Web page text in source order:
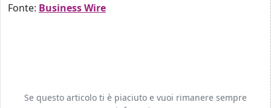
Fonte: Business Wire
Se questo articolo ti è piaciuto e vuoi rimanere sempre